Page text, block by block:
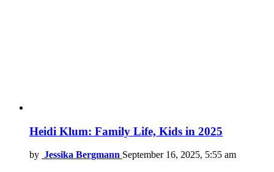
Heidi Klum: Family Life, Kids in 2025
by Jessika Bergmann September 16, 2025, 5:55 am